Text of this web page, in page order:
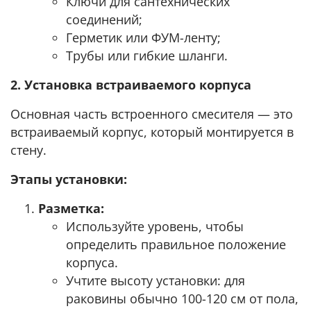
соединений;
Герметик или ФУМ-ленту;
Трубы или гибкие шланги.
2. Установка встраиваемого корпуса
Основная часть встроенного смесителя — это
встраиваемый корпус, который монтируется в
стену.
Этапы установки:
Разметка:
Используйте уровень, чтобы
определить правильное положение
корпуса.
Учтите высоту установки: для
раковины обычно 100-120 см от пола,